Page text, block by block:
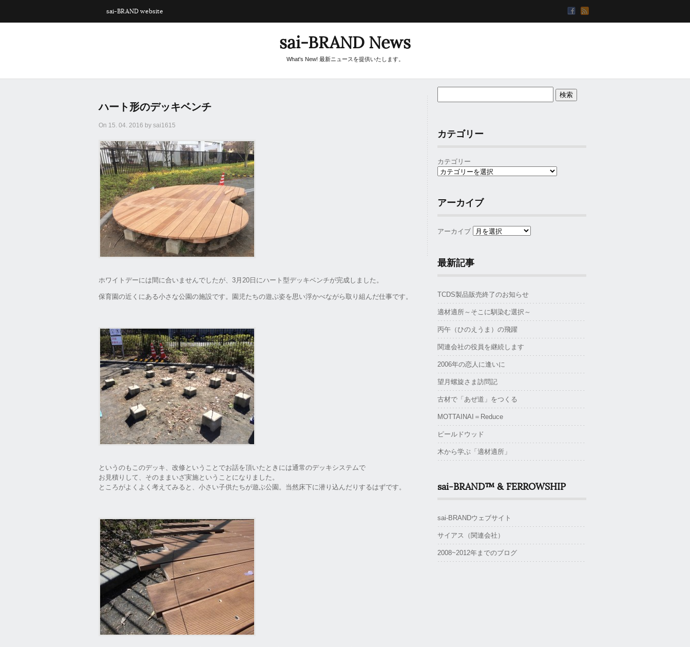
sai-BRAND website
sai-BRAND News
What's New! 最新ニュースを提供いたします。
ハート形のデッキベンチ
On 15. 04. 2016 by sai1615
ホワイトデーには間に合いませんでしたが、3月20日にハート型デッキベンチが完成しました。
保育園の近くにある小さな公園の施設です。園児たちの遊ぶ姿を思い浮かべながら取り組んだ仕事です。
というのもこのデッキ、改修ということでお話を頂いたときには通常のデッキシステムで
お見積りして、そのままいざ実施ということになりました。
ところがよくよく考えてみると、小さい子供たちが遊ぶ公園。当然床下に潜り込んだりするはずです。
カテゴリー
カテゴリー
アーカイブ
アーカイブ
最新記事
TCDS製品販売終了のお知らせ
適材適所～そこに馴染む選択～
丙午（ひのえうま）の飛躍
関連会社の役員を継続します
2006年の恋人に逢いに
望月螺旋さま訪問記
古材で「あぜ道」をつくる
MOTTAINAI＝Reduce
ピールドウッド
木から学ぶ「適材適所」
sai-BRAND™ & FERROWSHIP
sai-BRANDウェブサイト
サイアス（関連会社）
2008~2012年までのブログ